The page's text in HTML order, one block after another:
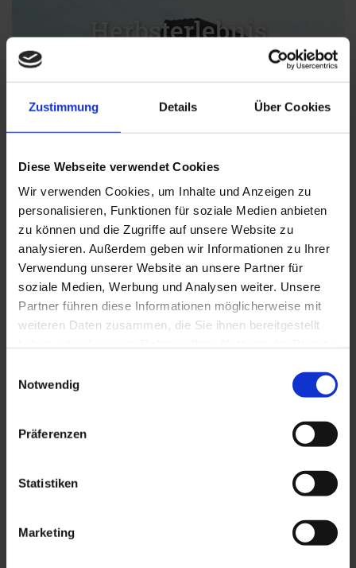
Zustimmung Details Über Cookies
Diese Webseite verwendet Cookies
Wir verwenden Cookies, um Inhalte und Anzeigen zu
personalisieren, Funktionen für soziale Medien anbieten
zu können und die Zugriffe auf unsere Website zu
analysieren. Außerdem geben wir Informationen zu Ihrer
Verwendung unserer Website an unsere Partner für
soziale Medien, Werbung und Analysen weiter. Unsere
Partner führen diese Informationen möglicherweise mit
weiteren Daten zusammen, die Sie ihnen bereitgestellt
unsererDatenschutzerklärung
Notwendig
Präferenzen
Statistiken
Marketing
Herbsterlebnis
Mehr Info
23.10. – 07.11.2026 € 1.820 / 4 Nächte & Familie*
Bauernhofadventszeit